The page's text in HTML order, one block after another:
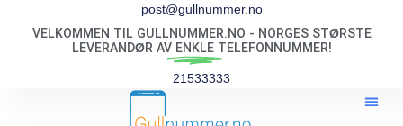
post@gullnummer.no
VELKOMMEN TIL GULLNUMMER.NO - NORGES STØRSTE
LEVERANDØR AV ENKLE TELEFONNUMMER!
21533333